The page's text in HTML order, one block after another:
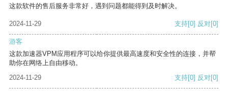
这款软件的售后服务非常好，遇到问题都能得到及时解决。
2024-11-29 支持[0] 反对[0]
游客
这款加速器VPM应用程序可以给你提供最高速度和安全性的连接，并帮
助你在网络上自由移动。
2024-11-29
支持[0] 反对[0]